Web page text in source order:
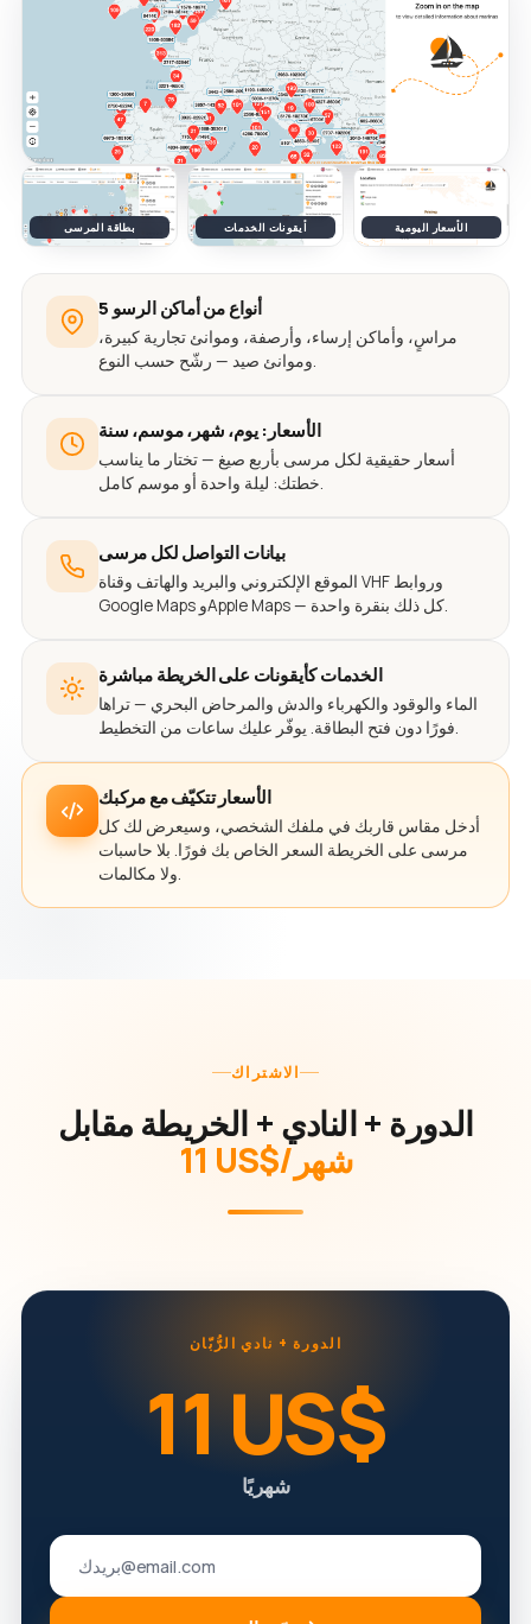
بطاقة المرسى أيقونات الخدمات الأسعار اليومية
5 أنواع من أماكن الرسو
مراسٍ، وأماكن إرساء، وأرصفة، وموانئ تجارية كبيرة،
وموانئ صيد — رشّح حسب النوع.
الأسعار: يوم، شهر، موسم، سنة
أسعار حقيقية لكل مرسى بأربع صيغ — تختار ما يناسب
خطتك: ليلة واحدة أو موسم كامل.
بيانات التواصل لكل مرسى
الموقع الإلكتروني والبريد والهاتف وقناة VHF وروابط
Google Maps وApple Maps — كل ذلك بنقرة واحدة.
الخدمات كأيقونات على الخريطة مباشرة
الماء والوقود والكهرباء والدش والمرحاض البحري — تراها
فورًا دون فتح البطاقة. يوفّر عليك ساعات من التخطيط.
الأسعار تتكيّف مع مركبك
أدخل مقاس قاربك في ملفك الشخصي، وسيعرض لك كل
مرسى على الخريطة السعر الخاص بك فورًا. بلا حاسبات
ولا مكالمات.
الاشتراك
الدورة + النادي + الخريطة مقابل
‏11 US$/شهر
الدورة + نادي الرُّبّان
‏11 US$
شهريًا